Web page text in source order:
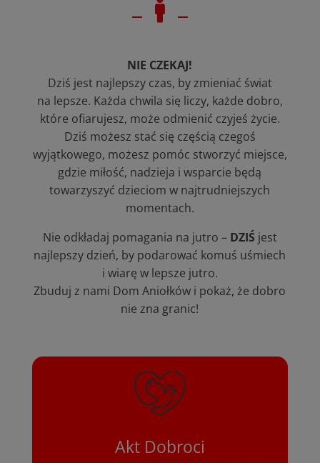

NIE CZEKAJ!
Dziś jest najlepszy czas, by zmieniać świat
na lepsze. Każda chwila się liczy, każde dobro,
które ofiarujesz, może odmienić czyjeś życie.
Dziś możesz stać się częścią czegoś
wyjątkowego, możesz pomóc stworzyć miejsce,
gdzie miłość, nadzieja i wsparcie będą
towarzyszyć dzieciom w najtrudniejszych
momentach.
Nie odkładaj pomagania na jutro – DZIŚ jest
najlepszy dzień, by podarować komuś uśmiech
i wiarę w lepsze jutro.
Zbuduj z nami Dom Aniołków i pokaż, że dobro
nie zna granic!
Akt Dobroci